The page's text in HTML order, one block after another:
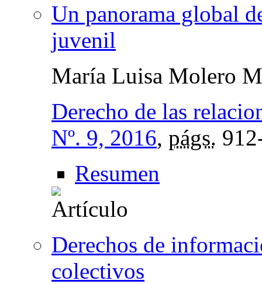
Un panorama global
juvenil
María Luisa Molero
Derecho de las
Nº. 9, 2016, págs.
Resumen
Derechos de
colectivos